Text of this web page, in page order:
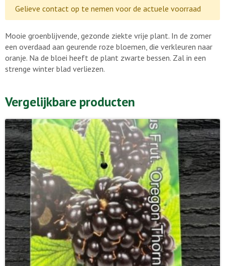
Gelieve contact op te nemen voor de actuele voorraad
Mooie groenblijvende, gezonde ziekte vrije plant. In de zomer
een overdaad aan geurende roze bloemen, die verkleuren naar
oranje. Na de bloei heeft de plant zwarte bessen. Zal in een
strenge winter blad verliezen.
Vergelijkbare producten